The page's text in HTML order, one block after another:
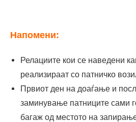
Напомени:
Релациите кои се наведени
реализираат со патничко
Првиот ден на доаѓање и
заминување патниците сами
багаж од местото на